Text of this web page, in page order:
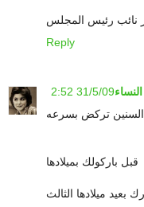
نائب رئيس المجلس
Reply
السنين تركض بسرعه
قبل باركولك بميلادها
بعيد ميلادها الثالث